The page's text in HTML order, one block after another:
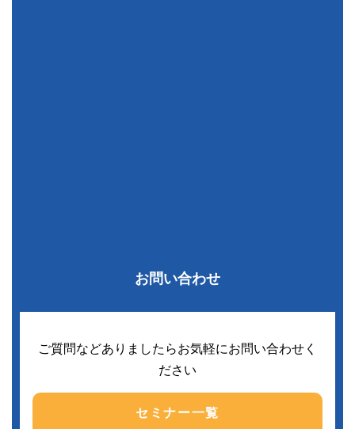
お問い合わせ
ご質問などありましたらお気軽にお問い合わせく
ださい
セミナー一覧